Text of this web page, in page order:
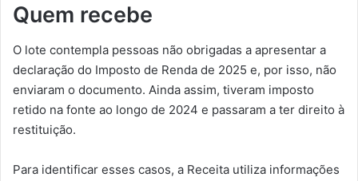
Quem recebe
O lote contempla pessoas não obrigadas a apresentar a
declaração do Imposto de Renda de 2025 e, por isso, não
enviaram o documento. Ainda assim, tiveram imposto
retido na fonte ao longo de 2024 e passaram a ter direito à
restituição.
Para identificar esses casos, a Receita utiliza informações